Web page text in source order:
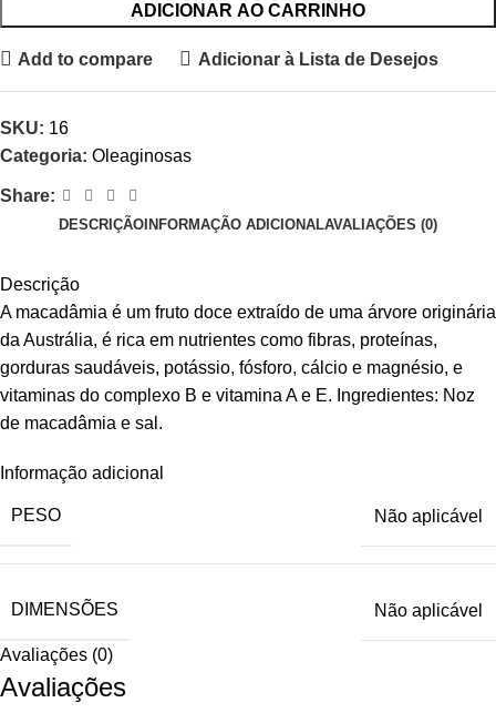
ADICIONAR AO CARRINHO
Add to compare Adicionar à Lista de Desejos
SKU: 16
Categoria: Oleaginosas
Share:
DESCRIÇÃO INFORMAÇÃO ADICIONALAVALIAÇÕES (0)
Descrição
A macadâmia é um fruto doce extraído de uma árvore originária
da Austrália, é rica em nutrientes como fibras, proteínas,
gorduras saudáveis, potássio, fósforo, cálcio e magnésio, e
vitaminas do complexo B e vitamina A e E. Ingredientes: Noz
de macadâmia e sal.
Informação adicional
PESO Não aplicável
DIMENSÕES Não aplicável
Avaliações (0)
Avaliações